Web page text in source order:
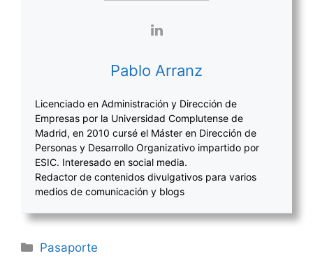
Pablo Arranz
Licenciado en Administración y Dirección de
Empresas por la Universidad Complutense de
Madrid, en 2010 cursé el Máster en Dirección de
Personas y Desarrollo Organizativo impartido por
ESIC. Interesado en social media.
Redactor de contenidos divulgativos para varios
medios de comunicación y blogs
Categorías
Pasaporte